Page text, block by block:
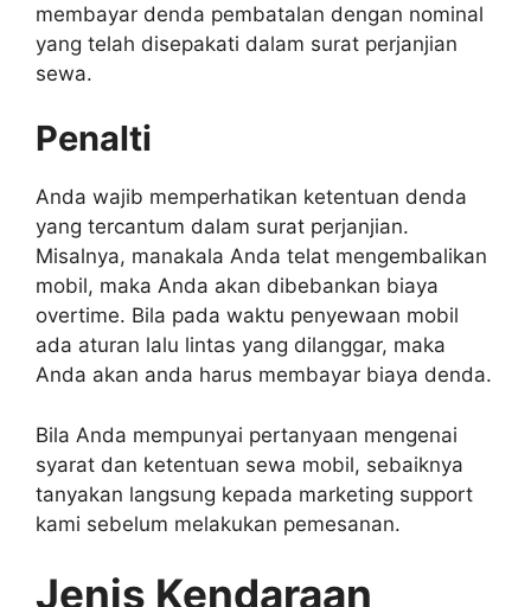
membayar denda pembatalan dengan nominal
yang telah disepakati dalam surat perjanjian
sewa.
Penalti
Anda wajib memperhatikan ketentuan denda
yang tercantum dalam surat perjanjian.
Misalnya, manakala Anda telat mengembalikan
mobil, maka Anda akan dibebankan biaya
overtime. Bila pada waktu penyewaan mobil
ada aturan lalu lintas yang dilanggar, maka
Anda akan anda harus membayar biaya denda.
Bila Anda mempunyai pertanyaan mengenai
syarat dan ketentuan sewa mobil, sebaiknya
tanyakan langsung kepada marketing support
kami sebelum melakukan pemesanan.
Jenis Kendaraan